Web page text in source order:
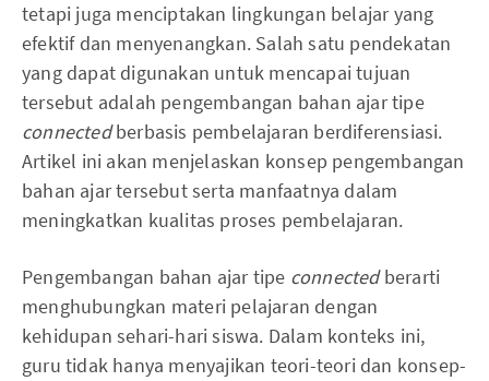
tetapi juga menciptakan lingkungan belajar yang
efektif dan menyenangkan. Salah satu pendekatan
yang dapat digunakan untuk mencapai tujuan
tersebut adalah pengembangan bahan ajar tipe
connectedberbasis pembelajaran berdiferensiasi.
Artikel ini akan menjelaskan konsep pengembangan
bahan ajar tersebut serta manfaatnya dalam
meningkatkan kualitas proses pembelajaran.
Pengembangan bahan ajar tipe connectedberarti
menghubungkan materi pelajaran dengan
kehidupan sehari-hari siswa. Dalam konteks ini,
guru tidak hanya menyajikan teori-teori dan konsep-